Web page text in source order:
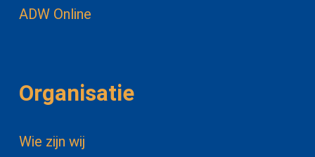
ADW Online
Organisatie
Wie zijn wij